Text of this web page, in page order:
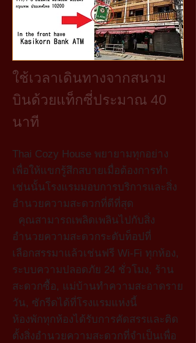
ใช้เวลาเดินทางจากสนาม
บินด้วยแท็กซี่ประมาณ 40
นาที
Thai Cozy House พยายามทุกอย่าง
เพื่อให้แขกรู้สึกสบายเมื่อต้องการทำ
เช่นนั้นโรงแรมมอบการบริการและสิ่ง
อำนวยความสะดวกที่ดีที่สุด
คุณสามารถเพลิดเพลินไปกับสิ่ง
อำนวยความสะดวกระดับท็อปที่
เลือกสรรมาแล้วเช่นฟรี Wi-Fi ทุกห้อง,
ระบบความปลอดภัย 24 ชั่วโมง, ร้าน
สะดวกซื้อ, แม่บ้านทำความสะอาดราย
วัน, ซักรีดได้ที่โรงแรมแห่งนี้
ห้องพักทุกห้องได้รับการคัดสรรและติด
ตั้งสิ่งอำนวยความสะดวกที่จำเป็นเพื่อ